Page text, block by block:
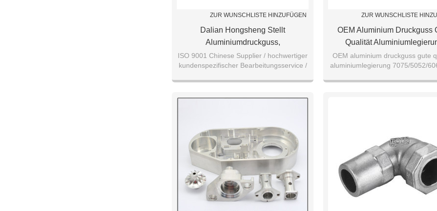
ZUR WUNSCHLISTE HINZUFÜGEN
Dalian Hongsheng Stellt
Aluminiumdruckguss,
Kundenspezifische Aluminiumteile,
Hochwertige
Aluminiumlegierungsteile Her.
ISO 9001 Chinese Supplier / hochwertiger
kundenspezifischer Bearbeitungsservice /
7075/5051/60
ZUR WUNSCHLISTE
OEM Aluminium Druckguss
Qualität
7075/5052/6061 Teile
OEM aluminium druckguss gute
aluminiumlegierung 7075/5052/